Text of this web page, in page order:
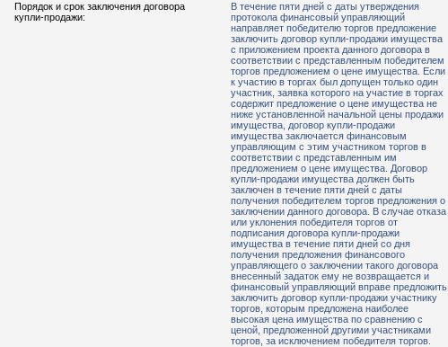
Порядок и срок заключения договора
купли-продажи:
В течение пяти дней с даты утверждения
протокола финансовый управляющий
направляет победителю торгов предложение
заключить договор купли-продажи имущества
с приложением проекта данного договора в
соответствии с представленным победителем
торгов предложением о цене имущества. Если
к участию в торгах был допущен только один
участник, заявка которого на участие в торгах
содержит предложение о цене имущества не
ниже установленной начальной цены продажи
имущества, договор купли-продажи
имущества заключается финансовым
управляющим с этим участником торгов в
соответствии с представленным им
предложением о цене имущества. Договор
купли-продажи имущества должен быть
заключен в течение пяти дней с даты
получения победителем торгов предложения о
заключении данного договора. В случае отказа
или уклонения победителя торгов от
подписания договора купли-продажи
имущества в течение пяти дней со дня
получения предложения финансового
управляющего о заключении такого договора
внесенный задаток ему не возвращается и
финансовый управляющий вправе предложить
заключить договор купли-продажи участнику
торгов, которым предложена наиболее
высокая цена имущества по сравнению с
ценой, предложенной другими участниками
торгов, за исключением победителя торгов.